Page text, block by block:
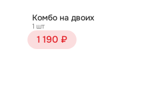
Комбо на двоих
1 шт
1 190 ₽